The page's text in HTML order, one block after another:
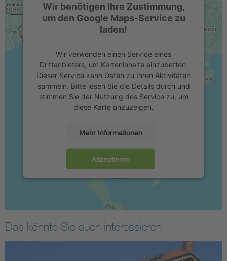
Wir benötigen Ihre Zustimmung,
um den Google Maps-Service zu
laden!
Wir verwenden einen Service eines
Drittanbieters, um Karteninhalte einzubetten.
Dieser Service kann Daten zu Ihren Aktivitäten
sammeln. Bitte lesen Sie die Details durch und
stimmen Sie der Nutzung des Service zu, um
diese Karte anzuzeigen.
Mehr Informationen
Akzeptieren
Das könnte Sie auch interessieren